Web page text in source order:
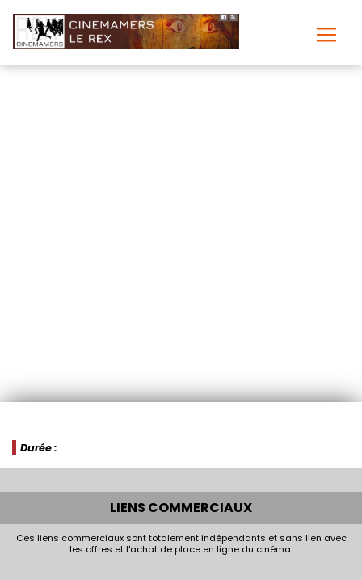
Durée :
LIENS COMMERCIAUX
Ces liens commerciaux sont totalement indépendants et sans lien avec
les offres et l'achat de place en ligne du cinéma.